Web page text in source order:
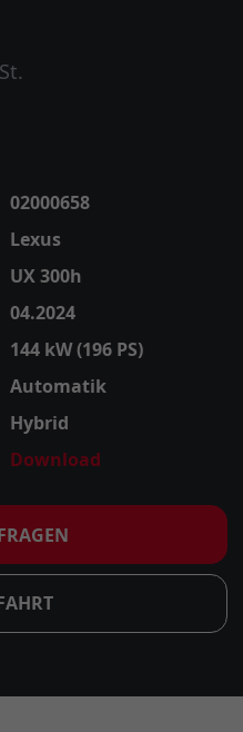
02000658
Lexus
UX 300h
04.2024
144 kW (196 PS)
Automatik
Hybrid
Download